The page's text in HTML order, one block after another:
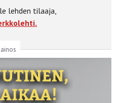
lehden tilaaja,